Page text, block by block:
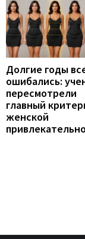
Долгие годы
ошибались:
пересмотрели
главный
женской